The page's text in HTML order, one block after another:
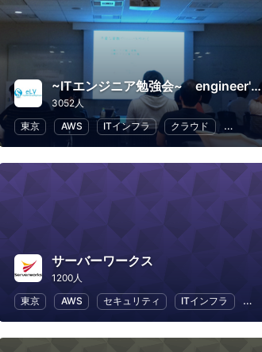
~ITエンジニア勉強会~ engineer's Learning･Vesper
3052人
東京
AWS ITインフラ クラウド Swift
サーバーワークス
1200人
東京
AWS セキュリティ ITインフラ IoT